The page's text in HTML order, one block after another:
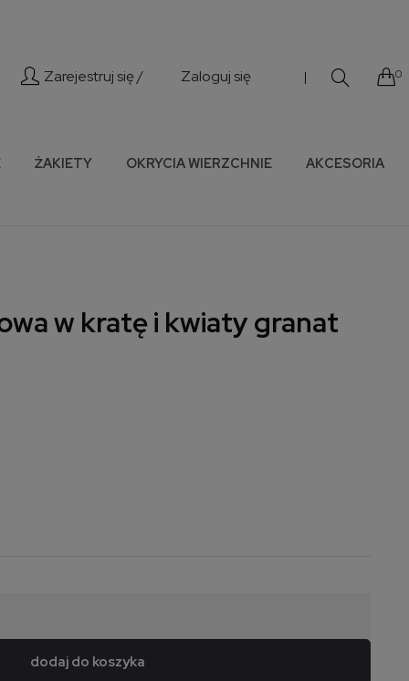
Zarejestruj się / Zaloguj się | 0
ŻAKIETY OKRYCIA WIERZCHNIE AKCESORIA
w kratę i kwiaty granat
dodaj do koszyka